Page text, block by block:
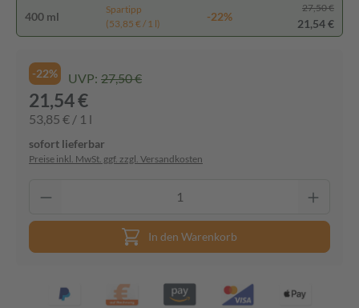
400 ml
Spartipp
(53,85 € / 1 l)
-22%
27,50 €
21,54 €
-22% UVP: 27,50 €
21,54 €
53,85 € / 1 l
sofort lieferbar
Preise inkl. MwSt. ggf. zzgl. Versandkosten
In den Warenkorb